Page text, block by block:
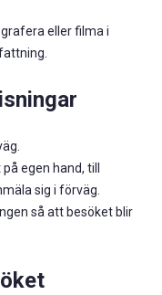
eller filma i
egen hand, till
sig i förväg.
så att besöket blir